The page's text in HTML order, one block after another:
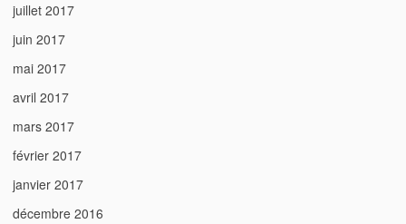
juillet 2017
juin 2017
mai 2017
avril 2017
mars 2017
février 2017
janvier 2017
décembre 2016